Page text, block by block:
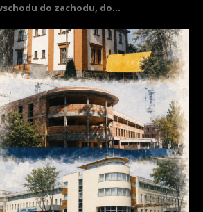
do zachodu, do...